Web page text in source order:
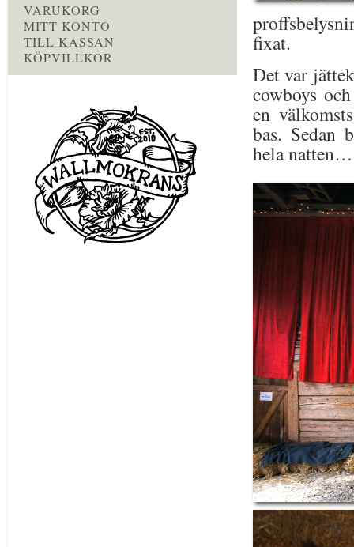
fixat.
Det var
cowboys
en
bas. Sedan
hela natten…
VARUKORG
MITT KONTO
TILL KASSAN
KÖPVILLKOR